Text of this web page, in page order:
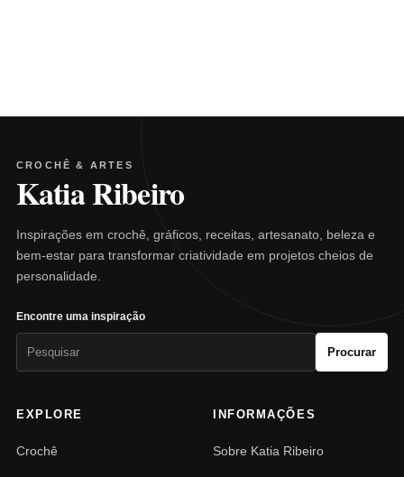
CROCHÊ & ARTES
Katia Ribeiro
Inspirações em crochê, gráficos, receitas, artesanato, beleza e
bem-estar para transformar criatividade em projetos cheios de
personalidade.
Encontre uma inspiração
Procurar
EXPLORE
Crochê
INFORMAÇÕES
Sobre Katia Ribeiro